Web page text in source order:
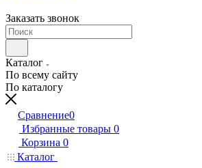
Заказать звонок
Каталог
По всему сайту
По каталогу
Сравнение0
Избранные товары 0
Корзина 0
Каталог